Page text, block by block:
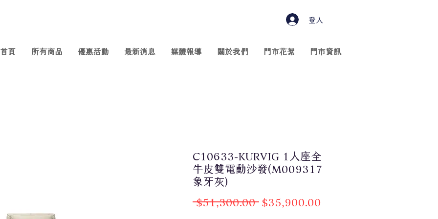
登入
頁 所有商品 優惠活動 最新消息 媒體報導 關於我們 門市花絮 門市資訊
C10633-KURVIG 1人座全
牛皮雙電動沙發(M009317
象牙灰)
$51,300.00 一
$35,900.00